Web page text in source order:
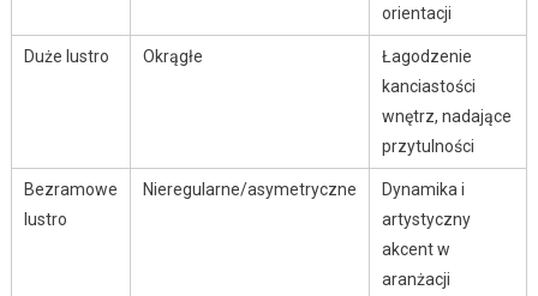
orientacji
Duże lustro Okrągłe
Łagodzenie
kanciastości
wnętrz, nadające
przytulności
Bezramowe
lustro
Nieregularne/asymetryczne
Dynamika i
artystyczny
akcent w
aranżacji